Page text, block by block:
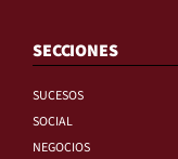
SECCIONES
SUCESOS
SOCIAL
NEGOCIOS